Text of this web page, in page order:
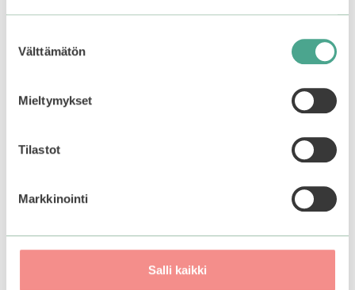
valinta
Välttämätön
Mieltymykset
Tilastot
Markkinointi
Salli kaikki
Holika Holika | Baby
Lisää ostoskoriin